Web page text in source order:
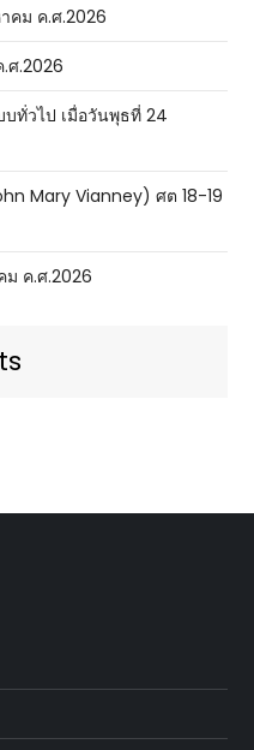
คม ค.ศ.2026
ศ.2026
บบทั่วไป เมื่อวันพุธที่ 24
Mary Vianney) ศต 18-19
ค.ศ.2026